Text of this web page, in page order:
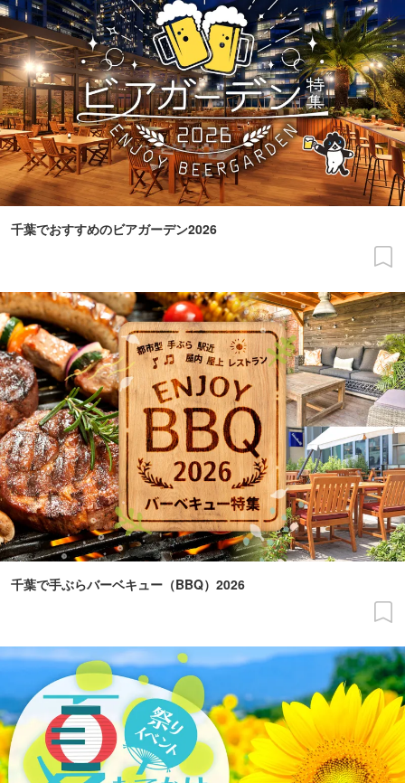
千葉でおすすめのビアガーデン2026
千葉で手ぶらバーベキュー（BBQ）2026